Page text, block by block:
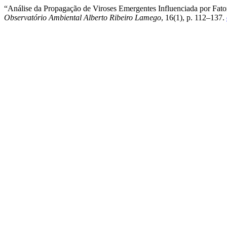
“Análise da Propagação de Viroses Emergentes Influenciada por
Observatório Ambiental Alberto Ribeiro Lamego, 16(1), p. 112–137.